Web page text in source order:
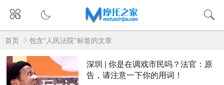
首页 包含"人民法院"标签的文章
深圳 | 你是在调戏市民吗？法官：原
告，请注意一下你的用词！